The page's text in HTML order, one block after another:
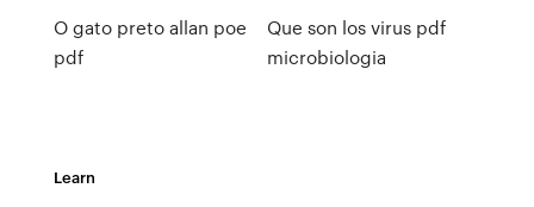
O gato preto allan poe
pdf
Que son los virus pdf
microbiologia
Learn